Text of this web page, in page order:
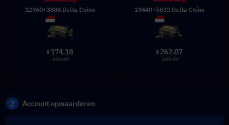
12960+3888 Delta Coins
$ 174.18
199.99
19440+5832 Delta Coins
$ 262.07
299.99
2 Account opwaarderen